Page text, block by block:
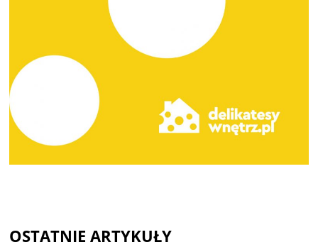
OSTATNIE ARTYKUŁY